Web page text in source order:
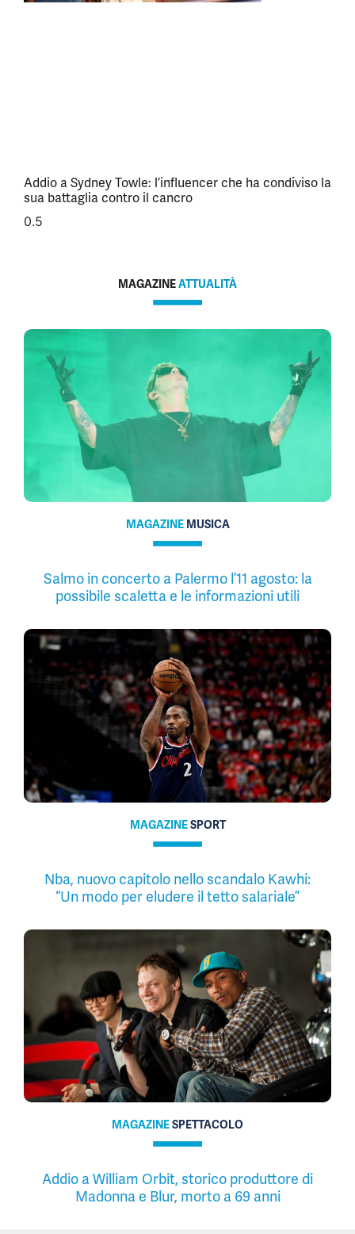
Addio a Sydney Towle: l’influencer che ha condiviso la
sua battaglia contro il cancro
MAGAZINEATTUALITÀ
MAGAZINE MUSICA
Salmo in concerto a Palermo l’11 agosto: la
possibile scaletta e le informazioni utili
MAGAZINESPORT
Nba, nuovo capitolo nello scandalo Kawhi:
“Un modo per eludere il tetto salariale”
MAGAZINESPETTACOLO
Addio a William Orbit, storico produttore di
Madonna e Blur, morto a 69 anni